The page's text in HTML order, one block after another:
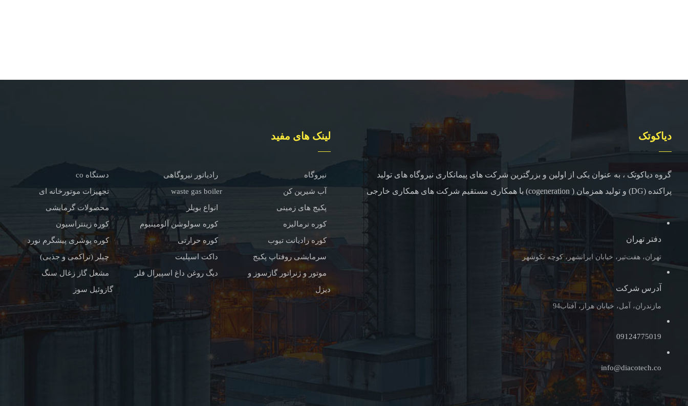
دیاکوتک
گروه دیاکوتک ، به عنوان یکی از اولین و بزرگترین شرکت های پیمانکاری نیروگاه های تولید
پراکنده (DG) و تولید همزمان ( cogeneration) با همکاری مستقیم شرکت های همکاری خارجی
دفتر تهران
تهران، هفت‌تیر، خیابان ایرانشهر، کوچه نکوشهر
آدرس شرکت
مازندران، آمل، خیابان هراز، آفتاب94
09124775019
info@diacotech.co
لینک های مفید
نیروگاه رادیاتور نیروگاهی
دستگاه co
آب شیرین کن
waste gas boiler
تجهیزات موتورخانه ای
پکیج های زمینی
انواع بویلر
محصولات گرمایشی
کوره نرمالیزه
کوره سولوشن آلومینیوم
کوره زینتراسیون
کوره رادیانت تیوب
کوره حرارتی
کوره پوشری پیشگرم نورد
سرمایشی روفتاپ پکیج
داکت اسپلیت
چیلر (تراکمی و جذبی)
موتور و ژنراتور گازسوز و
دیزل
دیگ روغن داغ اسپیرال فلر
مشعل گاز زغال سنگ
گازوئیل سوز